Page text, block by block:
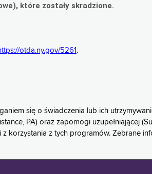
które zostały skradzione.
otda.ny.gov/5261.
się o świadczenia lub ich
PA) oraz zapomogi uzupełniającej
korzystania z tych programów. Zebrane